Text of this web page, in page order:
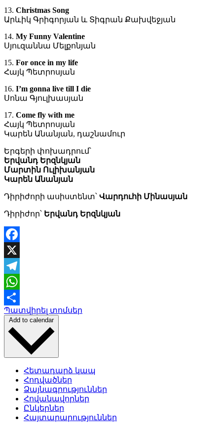
13. Christmas Song
Արևիկ Գրիգորյան և Տիգրան Քախվեջյան
14. My Funny Valentine
Սյուզաննա Մելքոնյան
15. For once in my life
Հայկ Պետրոսյան
16. I’m gonna live till I die
Սոնա Գյուլխասյան
17. Come fly with me
Հայկ Պետրոսյան
Կարեն Անանյան, դաշնամուր
Երգերի փոխադրում՝
Երվանդ Երզնկյան
Մարտին Ուլիխանյան
Կարեն Անանյան
Դիրիժորի ասիստենտ՝ Վարդուհի Մինասյան
Դիրիժոր՝ Երվանդ Երզնկյան
Facebook
X
Telegram
WhatsApp
Share
Պատվիրել տոմսեր
Add to calendar
Հետադարձ կապ
Հոդվածներ
Ձայնագրություններ
Հովանավորներ
Ընկերներ
Հայտարարություններ